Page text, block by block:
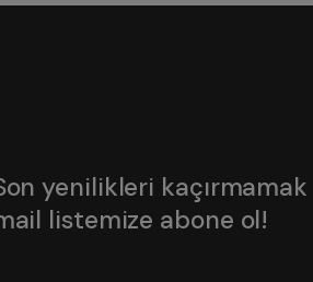
yenilikleri
listemize abone ol!